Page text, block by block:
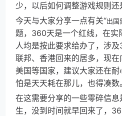
少，以后如何调整游戏规则还
今天与大家分享一点有关“出国
题，360天是一个红线，在实
人均是按此要求给办了，涉
联邦、香港回来的居多，现在
美国等国家，建议大家还在
怕是天天耗在那儿，也得凑数。
在这需要分享的一些零碎信
生，没到时间就早回来了，